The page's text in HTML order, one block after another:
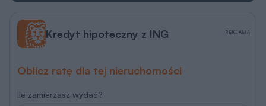
Kredyt hipoteczny z ING
Oblicz ratę dla tej nieruchomości
Ile zamierzasz wydać?
REKLAMA